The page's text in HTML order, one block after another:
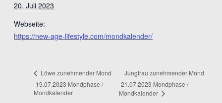
20. Juli 2023
Webseite:
https://new-age-lifestyle.com/mondkalender/
Löwe zunehmender Mond
-19.07.2023 Mondphase /
Mondkalender
Jungfrau zunehmender Mond
-21.07.2023 Mondphase /
Mondkalender